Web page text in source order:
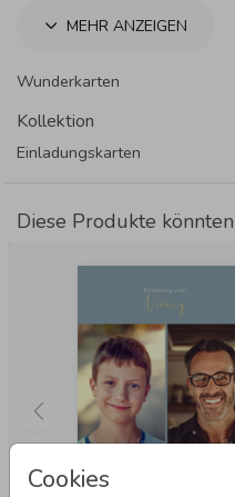
Cookies
Gäste bestens informiert sind.
MEHR ANZEIGEN
Wunderkarten
Kollektion
Einladungskarten
Diese Produkte